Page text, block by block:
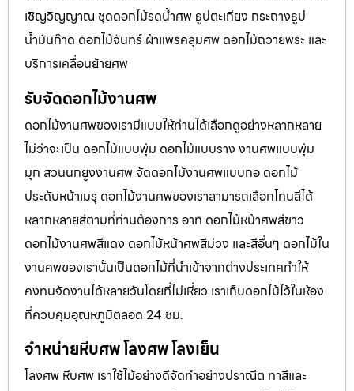
เชิญวิญญาณ ชุดดอกไม้รดน้ำศพ ธูปตะเกียง กระถางธูป
น้ำมันก๊าด ดอกไม้จันทร์ ผ้าแพรคลุมศพ ดอกไม้ถวายพระ และ
บริการเคลื่อนย้ายศพ
รับจัดดอกไม้งานศพ
ดอกไม้งานศพของเรามีแบบให้ท่านได้เลือกดูอย่างหลากหลาย
ไม่ว่าจะเป็น ดอกไม้แบบพุ่ม ดอกไม้แบบราง งานศพแบบพุ่ม
มุก สวนนกยูงงานศพ จัดดอกไม้งานศพแบบกอ ดอกไม้
ประดับหน้าเมรุ ดอกไม้งานศพของเราสามารถเลือกโทนสีได้
หลากหลายสีตามที่ท่านต้องการ อาทิ ดอกไม้หน้าศพสีขาว
ดอกไม้งานศพสีแดง ดอกไม้หน้าศพสีม่วง และสีอื่นๆ ดอกไม้ใน
งานศพของเรานั้นเป็นดอกไม้ที่นำเข้าจากต่างประเทศทำให้
คงทนจัดงานได้หลายวันโดยที่ไม่เหี่ยว เราเก็บดอกไม้ไว้ในห้อง
ที่ควบคุมอุณหภูมิตลอด 24 ชม.
จำหน่ายหีบศพ โลงศพ โลงเย็น
โลงศพ หีบศพ เราใช้ไม้อย่างดีจัดทำอย่างปราณีต ทาสีและ